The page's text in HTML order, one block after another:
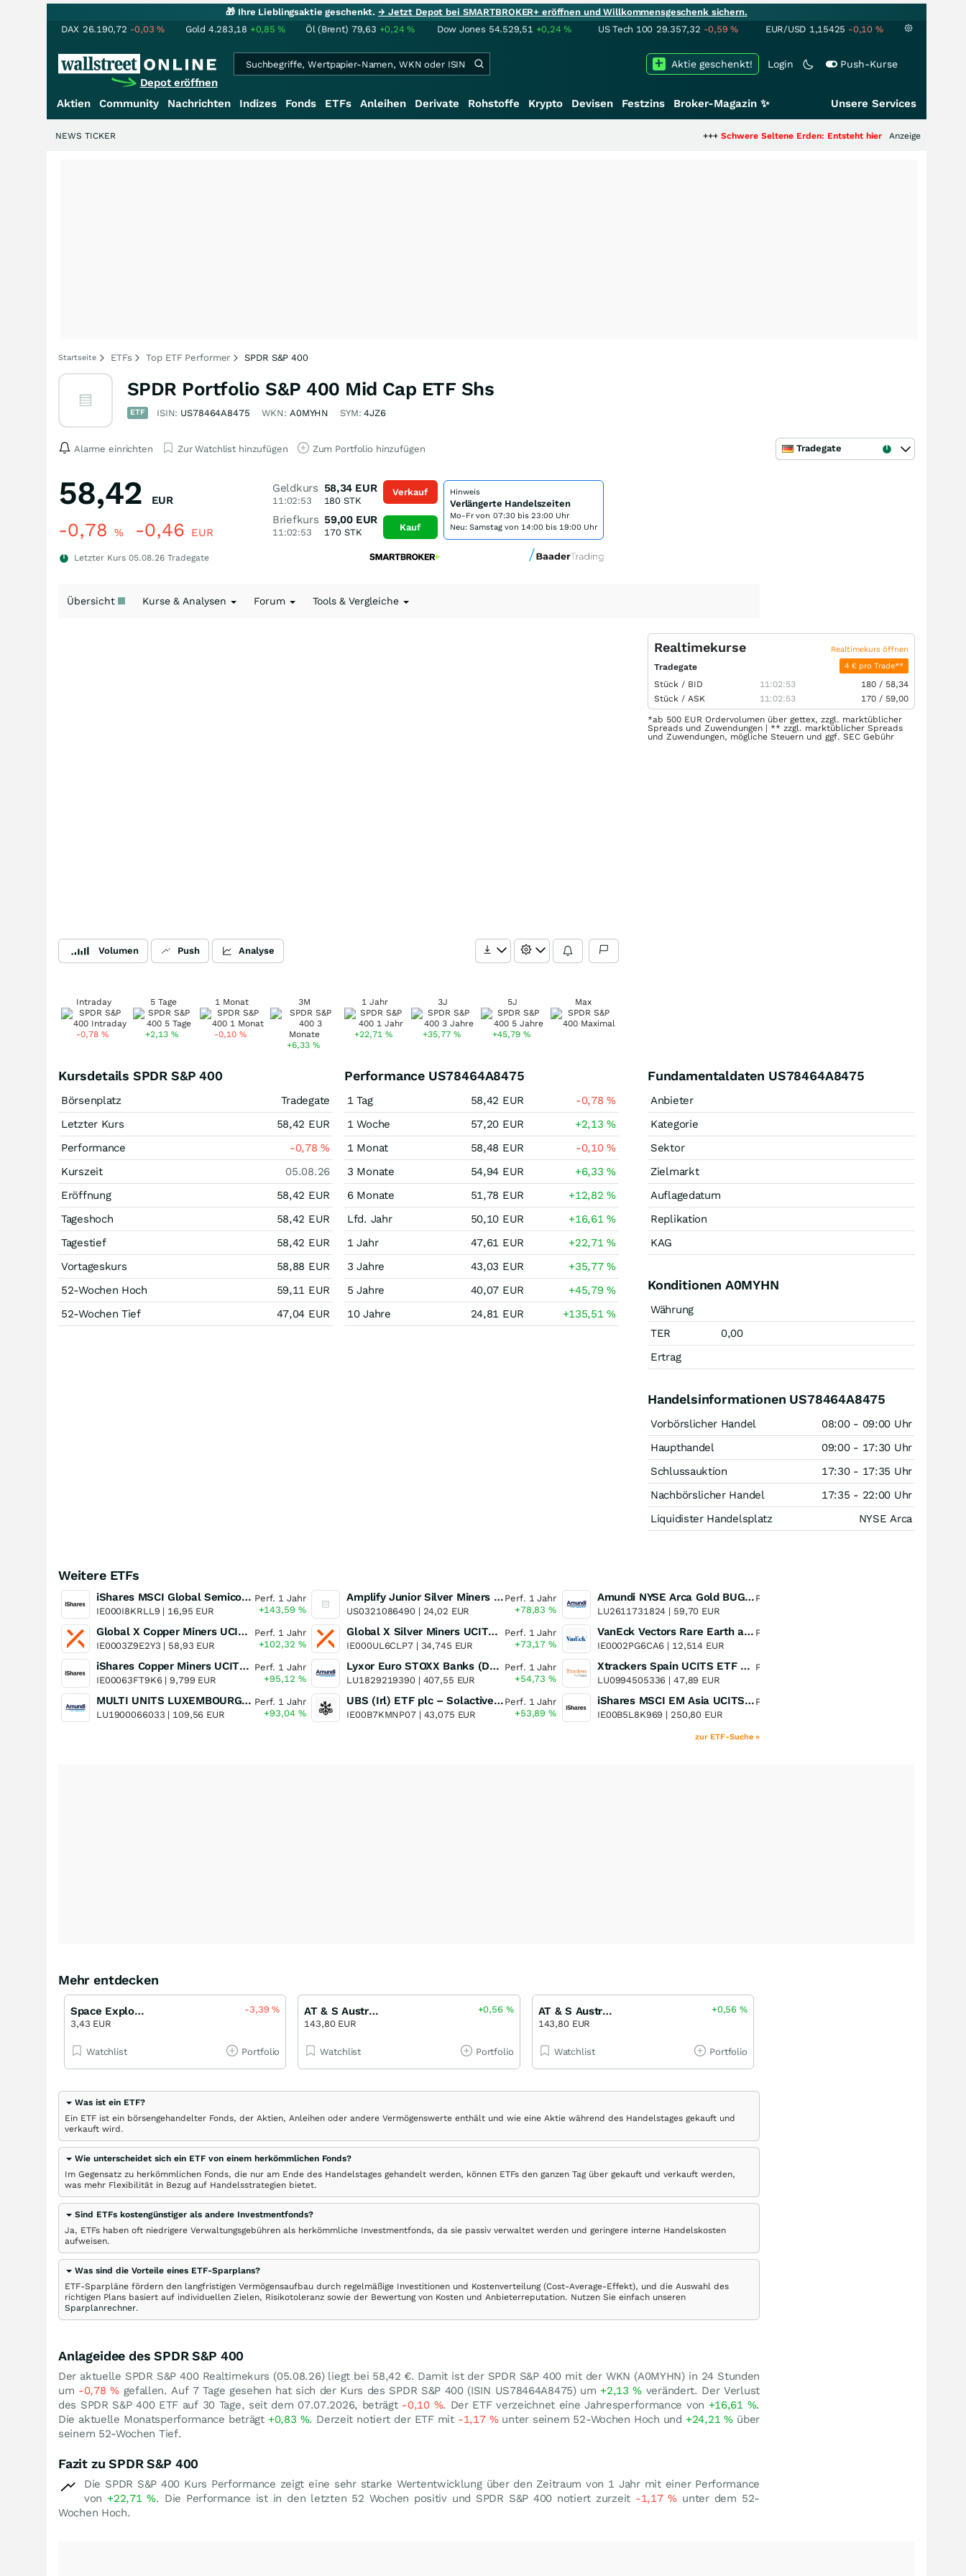
🎁 Ihre Lieblingsaktie geschenkt.→ Jetzt Depot bei SMARTBROKER+ eröffnen und Willkommensgeschenk sichern.
DAX 26.190,72 -0,03% Gold 4.283,18 +0,85% Öl (Brent) 79,63 +0,24% Dow Jones 54.529,51 +0,24% US Tech 100 29.357,32 -0,59% EUR/USD 1,15425 -0,10 %
Depot eröffnen
Login Push-Kurse
Aktie geschenkt!
Aktien Community Nachrichten Indizes Fonds ETFs Anleihen Derivate Rohstoffe Krypto Devisen Festzins Broker-Magazin ✨ Unsere Services
Schwere Seltene Erden: Entsteht hier die nächste Milliardenstory?
Anzeige
NEWS TICKER
Startseite ETFs Top ETF Performer SPDR S&P 400
SPDR Portfolio S&P 400 Mid Cap ETF Shs
ETF ISIN: US78464A8475 WKN: A0MYHN SYM:4JZ6
Alarme einrichten Zur Watchlist hinzufügen Zum Portfolio hinzufügen Tradegate
58,42 EUR
-0,78 % -0,46 EUR
Letzter Kurs 05.08.26 Tradegate
Geldkurs
11:02:53
58,34 EUR
180 STK
Briefkurs
11:02:53
59,00 EUR
170STK
Verkauf
Kauf
Hinweis
Verlängerte Handelszeiten
Mo-Fr von 07:30 bis 23:00 Uhr
Neu: Samstag von 14:00 bis 19:00 Uhr
Übersicht Kurse & Analysen Forum Tools & Vergleiche
Volumen Push Analyse
Intraday
-0,78%
5 Tage
+2,13%
1 Monat
-0,10%
3M
+6,33 %
1 Jahr
+22,71%
3J
+35,77 %
5J
+45,79 %
Max
Realtimekurse Realtimekurs öffnen
Tradegate 4 € pro Trade**
Stück / BID 11:02:53 180 / 58,34
Stück / ASK 11:02:53 170 / 59,00
*ab 500 EUR Ordervolumen über gettex, zzgl. marktüblicher
Spreads und Zuwendungen | ** zzgl. marktüblicher Spreads
und Zuwendungen, mögliche Steuern und ggf. SEC Gebühr
Kursdetails SPDR S&P 400
Börsenplatz
Tradegate
Letzter Kurs
58,42 EUR
Performance
-0,78%
Kurszeit
05.08.26
Eröffnung
58,42 EUR
Tageshoch
58,42 EUR
Tagestief
58,42 EUR
Vortageskurs
58,88 EUR
52-Wochen Hoch
59,11 EUR
52-Wochen Tief
47,04 EUR
Performance US78464A8475
1 Tag 58,42 EUR -0,78%
1 Woche
57,20 EUR +2,13%
1 Monat
58,48 EUR -0,10%
3 Monate
54,94 EUR +6,33%
6 Monate
51,78 EUR +12,82%
Lfd. Jahr
50,10 EUR +16,61%
1 Jahr
47,61 EUR +22,71%
3 Jahre
43,03 EUR +35,77%
5 Jahre
40,07 EUR +45,79%
10 Jahre
24,81 EUR +135,51%
Fundamentaldaten US78464A8475
Anbieter
Kategorie
Sektor
Zielmarkt
Auflagedatum
Replikation
KAG
Konditionen A0MYHN
Währung
TER
0,00
Ertrag
Handelsinformationen US78464A8475
Vorbörslicher Handel
08:00 - 09:00 Uhr
Haupthandel
09:00 - 17:30 Uhr
Schlussauktion
17:30 - 17:35 Uhr
Nachbörslicher Handel
17:35 - 22:00 Uhr
Liquidister Handelsplatz
NYSE Arca
Weitere ETFs
iShares MSCI Global Semiconductors UCITS ETF USD (Acc)
IE000I8KRLL9 | 16,95 EUR
Perf. 1 Jahr
+143,59 %
Global X Copper Miners UCITS ETF USD Acc
IE0003Z9E2Y3 | 58,93 EUR
Perf. 1 Jahr
+102,32 %
iShares Copper Miners UCITS ETF
IE00063FT9K6 |9,799 EUR
Perf. 1 Jahr
+95,12 %
MULTI UNITS LUXEMBOURG - Lyxor MSCI Semiconductors ESG Filtered
LU1900066033 | 109,56 EUR
Perf. 1 Jahr
+93,04 %
Amplify Junior Silver Miners ETF Junior Silver Miners ETF
US0321086490 | 24,02 EUR
Perf. 1 Jahr
+78,83%
Global X Silver Miners UCITS ETF
IE000UL6CLP7 | 34,745 EUR
Perf. 1 Jahr
+73,17%
Lyxor Euro STOXX Banks (DR) UCITS ETF- Acc
LU1829219390 | 407,55 EUR
Perf. 1 Jahr
+54,73%
UBS (Irl) ETF plc – Solactive Global Pure Gold Miners UCITS ETF - A Dis USD o.N.
IE00B7KMNP07 | 43,075 EUR
Perf. 1 Jahr
+53,89%
Amundi NYSE Arca Gold BUGS UCITS ETF Dist
LU2611731824 | 59,70 EUR
Perf. 1 Jahr
VanEck Vectors Rare Earth and Strategic Metals UCITS ETF
IE0002PG6CA6 | 12,514 EUR
Perf. 1 Jahr
Xtrackers Spain UCITS ETF Distribution
LU0994505336 | 47,89 EUR
Perf. 1 Jahr
iShares MSCI EM Asia UCITS ETF
IE00B5L8K969 | 250,80 EUR
Perf. 1 Jahr
zur ETF-Suche »
Mehr entdecken
Space Exploration Technologies Corp Faktor 8x Short Open End (SG)
3,43 EUR
-3,39%
Watchlist Portfolio
AT & S Austria Technologie & Systemtechnik
143,80 EUR
+0,56 %
Watchlist Portfolio
AT & S Austria Technologie & Systemtechnik
143,80 EUR
+0,56%
Watchlist Portfolio
Was ist ein ETF?
Ein ETF ist ein börsengehandelter Fonds, der Aktien, Anleihen oder andere Vermögenswerte enthält und wie eine Aktie während des Handelstages gekauft und
verkauft wird.
Wie unterscheidet sich ein ETF von einem herkömmlichen Fonds?
Im Gegensatz zu herkömmlichen Fonds, die nur am Ende des Handelstages gehandelt werden, können ETFs den ganzen Tag über gekauft und verkauft werden,
was mehr Flexibilität in Bezug auf Handelsstrategien bietet.
Sind ETFs kostengünstiger als andere Investmentfonds?
Ja, ETFs haben oft niedrigere Verwaltungsgebühren als herkömmliche Investmentfonds, da sie passiv verwaltet werden und geringere interne Handelskosten
aufweisen.
Was sind die Vorteile eines ETF-Sparplans?
ETF-Sparpläne fördern den langfristigen Vermögensaufbau durch regelmäßige Investitionen und Kostenverteilung (Cost-Average-Effekt), und die Auswahl des
richtigen Plans basiert auf individuellen Zielen, Risikotoleranz sowie der Bewertung von Kosten und Anbieterreputation. Nutzen Sie einfach unseren
Sparplanrechner.
Anlageidee des SPDR S&P 400
Der aktuelle SPDR S&P 400 Realtimekurs (05.08.26) liegt bei 58,42 €. Damit ist der SPDR S&P 400 mit der WKN (A0MYHN) in 24 Stunden
um -0,78%gefallen. Auf 7 Tage gesehen hat sich der Kurs des SPDR S&P 400 (ISIN US78464A8475) um +2,13% verändert. Der Verlust
des SPDR S&P 400 ETF auf 30 Tage, seit dem 07.07.2026, beträgt -0,10 %. Der ETF verzeichnet eine Jahresperformance von +16,61 %.
Die aktuelle Monatsperformance beträgt +0,83 %. Derzeit notiert der ETF mit -1,17 %unter seinem 52-Wochen Hoch und +24,21% über
seinem 52-Wochen Tief.
Fazit zu SPDR S&P 400
Die SPDR S&P 400 Kurs Performance zeigt eine sehr starke Wertentwicklung über den Zeitraum von 1 Jahr mit einer Performance
von +22,71%. Die Performance ist in den letzten 52 Wochen positiv und SPDR S&P 400 notiert zurzeit -1,17% unter dem 52-
Wochen Hoch.